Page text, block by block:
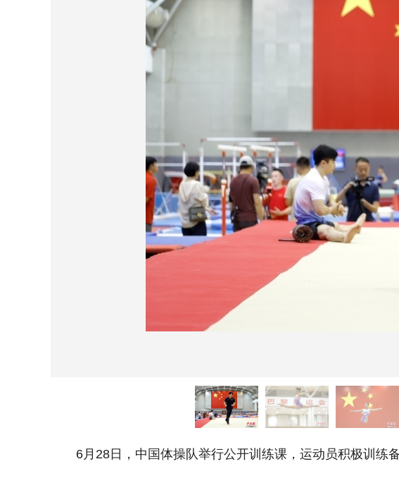
6月28日，中国体操队举行公开训练课，运动员积极训练